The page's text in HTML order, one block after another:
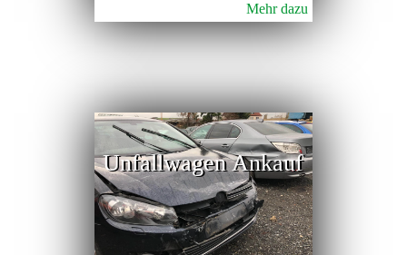
Mehr dazu
Unfallwagen Ankauf